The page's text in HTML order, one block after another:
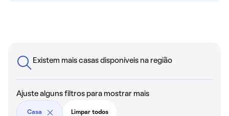
Existem mais casas disponíveis na região
Ajuste alguns filtros para mostrar mais
Casa Limpar todos